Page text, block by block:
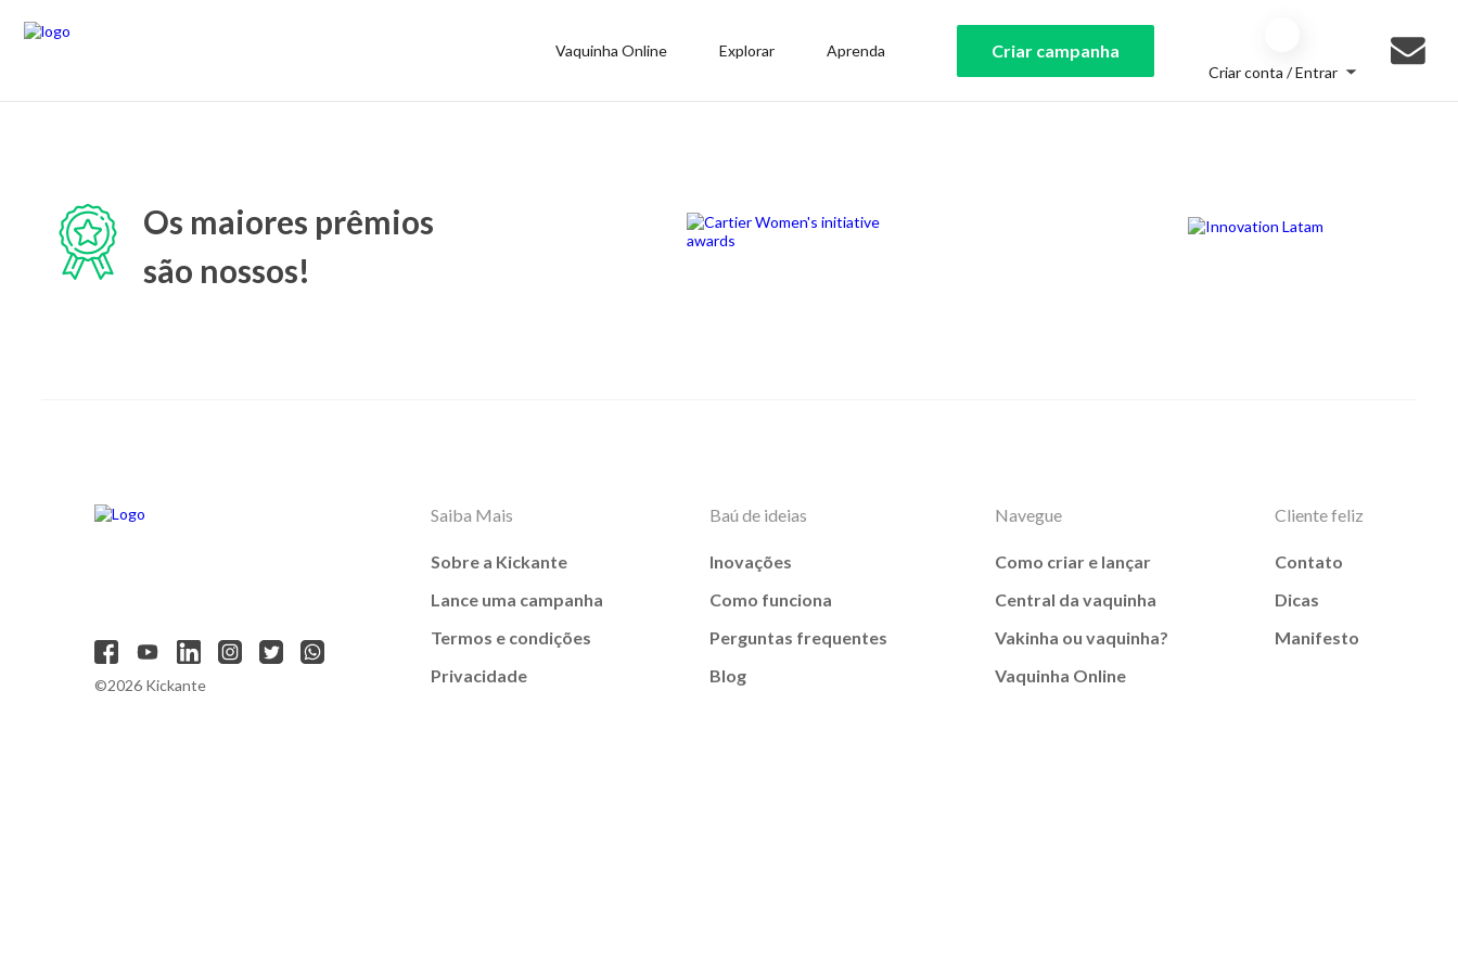
Vaquinha Online Explorar Aprenda Criar campanha
Criar conta / Entrar
Os maiores prêmios
são nossos!
©2026 Kickante
Saiba Mais
Sobre a Kickante
Lance uma campanha
Termos e condições
Privacidade
Baú de ideias
Inovações
Como funciona
Perguntas frequentes
Blog
Navegue
Como criar e lançar
Central da vaquinha
Vakinha ou vaquinha?
Vaquinha Online
Cliente feliz
Contato
Dicas
Manifesto